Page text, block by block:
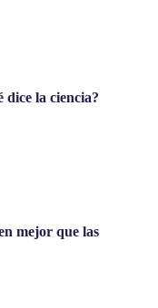
la ciencia?
mejor que las